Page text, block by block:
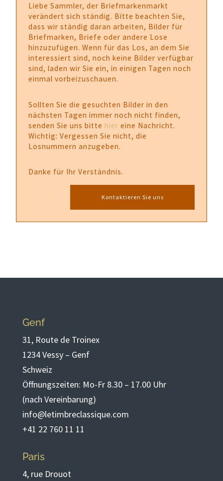
Liebe Sammler, der Briefmarkenmarkt
verändert sich ständig. Bitte beachten Sie,
dass wir ständig daran arbeiten, Bilder für
Briefmarken, Briefe oder andere Lose
hinzuzufügen. Wenn für das Los, an dem Sie
interessiert sind, noch keine Bilder verfügbar
sind, laden wir Sie ein, in einigen Tagen noch
einmal vorbeizuschauen.
Sollten Sie die gesuchten Bilder in den
nächsten Tagen immer noch nicht finden,
senden Sie uns bitte hier eine Nachricht.
Wichtig: Vergessen Sie nicht, die
Losnummern anzugeben.
Danke für Ihr Verständnis.
Kontaktieren Sie uns
Genf
31, Route de Troinex
1234 Vessy – Genf
Schweiz
Öffnungszeiten: Mo-Fr 8.30 – 17.00 Uhr
(nach Vereinbarung)
info@letimbreclassique.com
+41 22 760 11 11
Paris
4, rue Drouot